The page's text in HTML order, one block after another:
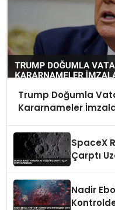
Trump Doğumla
Kararnameler
SpaceX
Çarptı
Nadir